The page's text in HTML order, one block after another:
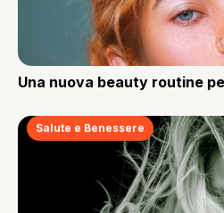
Una nuova beauty routine
Salute e Benessere